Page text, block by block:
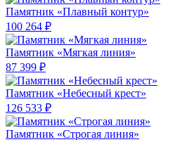
Памятник «Плавный контур»
100 264 ₽
Памятник «Мягкая линия»
87 399 ₽
Памятник «Небесный крест»
126 533 ₽
Памятник «Строгая линия»